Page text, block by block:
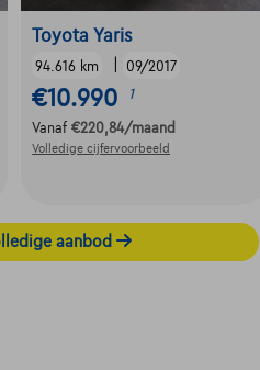
Toyota Yaris
94.616 km 09/2017
€10.990 1
Vanaf €220,84/maand
Volledige cijfervoorbeeld
aanbod